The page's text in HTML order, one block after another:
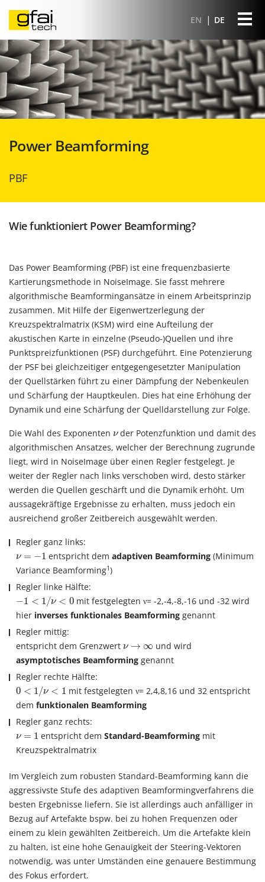
EN DE
Power Beamforming
PBF
Wie funktioniert Power Beamforming?
Das Power Beamforming (PBF) ist eine frequenzbasierte
Kartierungsmethode in NoiseImage. Sie fasst mehrere
algorithmische Beamformingansätze in einem Arbeitsprinzip
zusammen. Mit Hilfe der Eigenwertzerlegung der
Kreuzspektralmatrix (KSM) wird eine Aufteilung der
akustischen Karte in einzelne (Pseudo-)Quellen und ihre
Punktspreizfunktionen (PSF) durchgeführt. Eine Potenzierung
der PSF bei gleichzeitiger entgegengesetzter Manipulation
der Quellstärken führt zu einer Dämpfung der Nebenkeulen
und Schärfung der Hauptkeulen. Dies hat eine Erhöhung der
Dynamik und eine Schärfung der Quelldarstellung zur Folge.
Die Wahl des Exponenten ν
νder Potenzfunktion und damit des
algorithmischen Ansatzes, welcher der Berechnung zugrunde
liegt, wird in NoiseImage über einen Regler festgelegt. Je
weiter der Regler nach links verschoben wird, desto stärker
werden die Quellen geschärft und die Dynamik erhöht. Um
aussagekräftige Ergebnisse zu erhalten, muss jedoch ein
ausreichend großer Zeitbereich ausgewählt werden.
Regler ganz links:
ν = −1
ν=− entspricht demadaptiven Beamforming (Minimum
Variance Beamforming1)
Regler linke Hälfte:
−1 < 1/ν < 0
1< 1 /ν <0
mit festgelegten ν= -2,-4,-8,-16 und -32 wird
hier inverses funktionales Beamforming genannt
Regler mittig:
entspricht dem Grenzwert ν → ∞
ν→∞
und wird
asymptotisches Beamforming genannt
Regler rechte Hälfte:
0 < 1/ν < 1
0 <1 / ν<1
mit festgelegten ν= 2,4,8,16 und 32 entspricht
dem funktionalen Beamforming
Regler ganz rechts:
ν = 1
ν=1 entspricht demStandard-Beamforming mit
Kreuzspektralmatrix
Im Vergleich zum robusten Standard-Beamforming kann die
aggressivste Stufe des adaptiven Beamformingverfahrens die
besten Ergebnisse liefern. Sie ist allerdings auch anfälliger in
Bezug auf Artefakte bspw. bei zu hohen Frequenzen oder
einem zu klein gewählten Zeitbereich. Um die Artefakte klein
zu halten, ist eine hohe Genauigkeit der Steering-Vektoren
notwendig, was unter Umständen eine genauere Bestimmung
des Fokus erfordert.